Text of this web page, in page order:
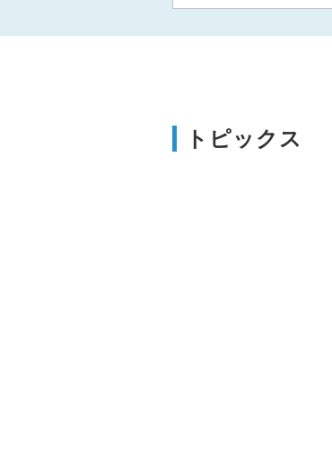
トピックス